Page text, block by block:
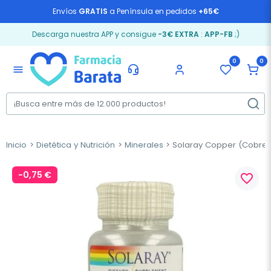
Envíos GRATIS a Península en pedidos +65€
Descarga nuestra APP y consigue -3€ EXTRA: APP-FB ;)
menu
0 0
Inicio Dietética y Nutrición Minerales Solaray Copper
-0,75 € favorite_border